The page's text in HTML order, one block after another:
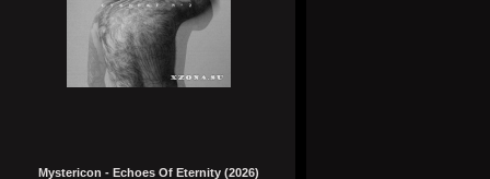
Mystericon - Echoes Of Eternity (2026)